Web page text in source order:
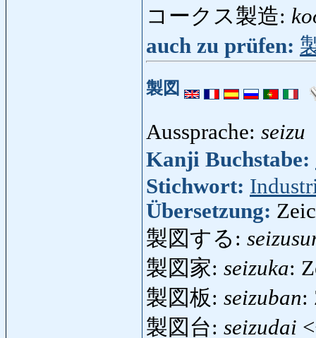
コークス製造:
auch zu prüfen:
製図
Aussprache: seizu
Kanji Buchstabe:
Stichwort:
Übersetzung:
製図する:
製図家: seizuka:
製図板: seizuban:
製図台: seizudai